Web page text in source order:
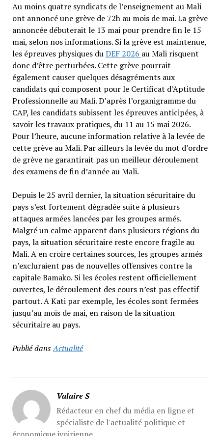
Au moins quatre syndicats de l’enseignement au Mali
ont annoncé une grève de 72h au mois de mai. La grève
annoncée débuterait le 13 mai pour prendre fin le 15
mai, selon nos informations. Si la grève est maintenue,
les épreuves physiques duDEF 2026 au Mali risquent
donc d’être perturbées. Cette grève pourrait
également causer quelques désagréments aux
candidats qui composent pour le Certificat d’Aptitude
Professionnelle au Mali. D’après l’organigramme du
CAP, les candidats subissent les épreuves anticipées, à
savoir les travaux pratiques, du 11 au 15 mai 2026.
Pour l’heure, aucune information relative à la levée de
cette grève au Mali. Par ailleurs la levée du mot d’ordre
de grève ne garantirait pas un meilleur déroulement
des examens de fin d’année au Mali.
Depuis le 25 avril dernier, la situation sécuritaire du
pays s’est fortement dégradée suite à plusieurs
attaques armées lancées par les groupes armés.
Malgré un calme apparent dans plusieurs régions du
pays, la situation sécuritaire reste encore fragile au
Mali. A en croire certaines sources, les groupes armés
n’excluraient pas de nouvelles offensives contre la
capitale Bamako. Si les écoles restent officiellement
ouvertes, le déroulement des cours n’est pas effectif
partout. A Kati par exemple, les écoles sont fermées
jusqu’au mois de mai, en raison de la situation
sécuritaire au pays.
Publié dansActualité
Valaire S
Rédacteur en chef du média en ligne et
spécialiste de l'actualité politique et
économique ivoirienne.